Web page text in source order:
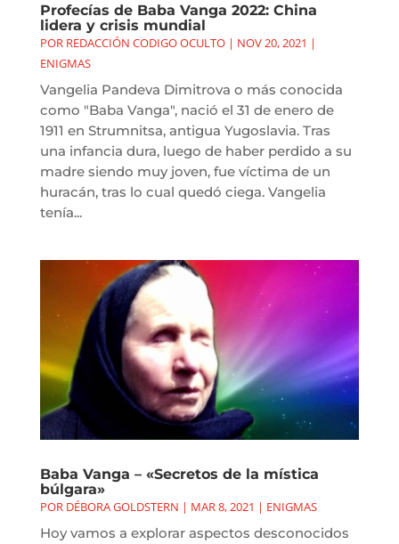
Profecías de Baba Vanga 2022: China
lidera y crisis mundial
POR REDACCIÓN CODIGO OCULTO| NOV 20, 2021 |
ENIGMAS
Vangelia Pandeva Dimitrova o más conocida
como "Baba Vanga", nació el 31 de enero de
1911 en Strumnitsa, antigua Yugoslavia. Tras
una infancia dura, luego de haber perdido a su
madre siendo muy joven, fue víctima de un
huracán, tras lo cual quedó ciega. Vangelia
tenía...
Baba Vanga – «Secretos de la mística
búlgara»
POR DÉBORA GOLDSTERN | MAR 8, 2021 | ENIGMAS
Hoy vamos a explorar aspectos desconocidos